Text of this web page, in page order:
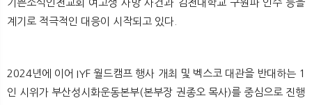
기쁜소식인천교회 여고생 사망 사건과 김천대학교 구원파 인수 등을
계기로 적극적인 대응이 시작되고 있다.
2024년에 이어 IYF 월드캠프 행사 개최 및 벡스코 대관을 반대하는 1
인 시위가 부산성시화운동본부(본부장 권종오 목사)를 중심으로 진행